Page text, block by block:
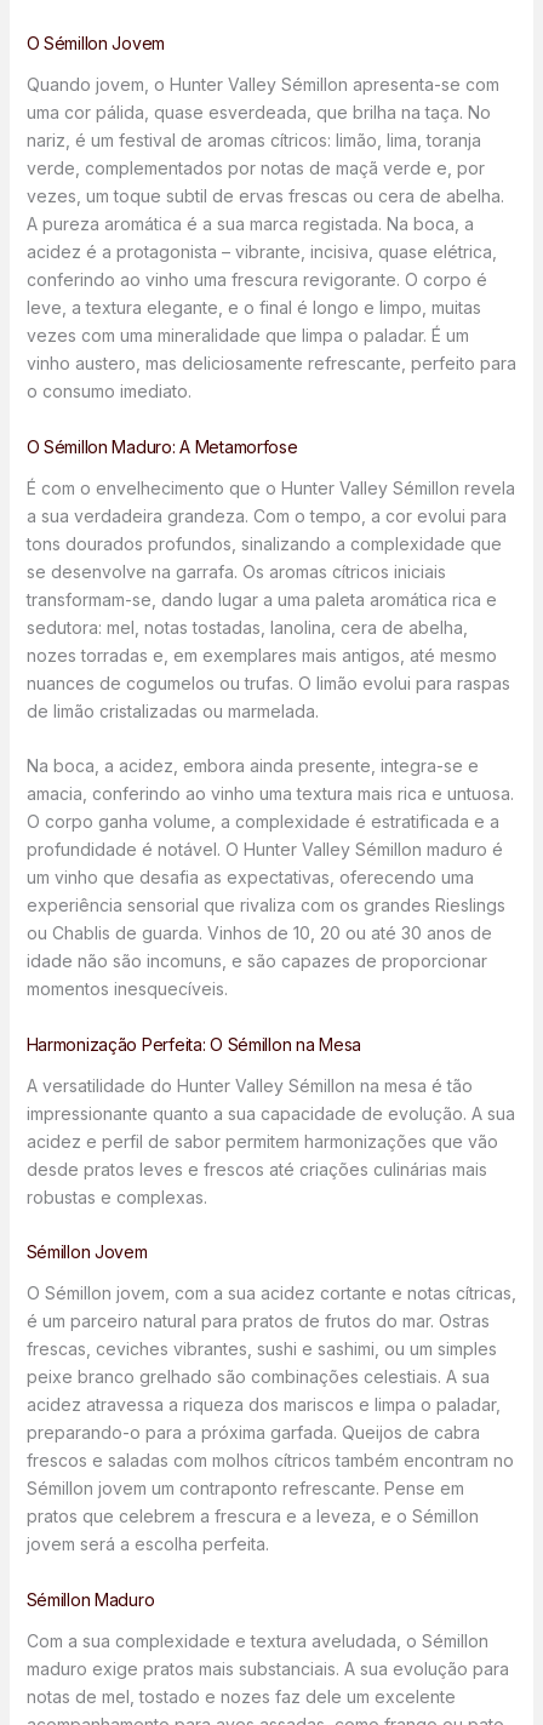
O Sémillon Jovem
Quando jovem, o Hunter Valley Sémillon apresenta-se com
uma cor pálida, quase esverdeada, que brilha na taça. No
nariz, é um festival de aromas cítricos: limão, lima, toranja
verde, complementados por notas de maçã verde e, por
vezes, um toque subtil de ervas frescas ou cera de abelha.
A pureza aromática é a sua marca registada. Na boca, a
acidez é a protagonista – vibrante, incisiva, quase elétrica,
conferindo ao vinho uma frescura revigorante. O corpo é
leve, a textura elegante, e o final é longo e limpo, muitas
vezes com uma mineralidade que limpa o paladar. É um
vinho austero, mas deliciosamente refrescante, perfeito para
o consumo imediato.
O Sémillon Maduro: A Metamorfose
É com o envelhecimento que o Hunter Valley Sémillon revela
a sua verdadeira grandeza. Com o tempo, a cor evolui para
tons dourados profundos, sinalizando a complexidade que
se desenvolve na garrafa. Os aromas cítricos iniciais
transformam-se, dando lugar a uma paleta aromática rica e
sedutora: mel, notas tostadas, lanolina, cera de abelha,
nozes torradas e, em exemplares mais antigos, até mesmo
nuances de cogumelos ou trufas. O limão evolui para raspas
de limão cristalizadas ou marmelada.
Na boca, a acidez, embora ainda presente, integra-se e
amacia, conferindo ao vinho uma textura mais rica e untuosa.
O corpo ganha volume, a complexidade é estratificada e a
profundidade é notável. O Hunter Valley Sémillon maduro é
um vinho que desafia as expectativas, oferecendo uma
experiência sensorial que rivaliza com os grandes Rieslings
ou Chablis de guarda. Vinhos de 10, 20 ou até 30 anos de
idade não são incomuns, e são capazes de proporcionar
momentos inesquecíveis.
Harmonização Perfeita: O Sémillon na Mesa
A versatilidade do Hunter Valley Sémillon na mesa é tão
impressionante quanto a sua capacidade de evolução. A sua
acidez e perfil de sabor permitem harmonizações que vão
desde pratos leves e frescos até criações culinárias mais
robustas e complexas.
Sémillon Jovem
O Sémillon jovem, com a sua acidez cortante e notas cítricas,
é um parceiro natural para pratos de frutos do mar. Ostras
frescas, ceviches vibrantes, sushi e sashimi, ou um simples
peixe branco grelhado são combinações celestiais. A sua
acidez atravessa a riqueza dos mariscos e limpa o paladar,
preparando-o para a próxima garfada. Queijos de cabra
frescos e saladas com molhos cítricos também encontram no
Sémillon jovem um contraponto refrescante. Pense em
pratos que celebrem a frescura e a leveza, e o Sémillon
jovem será a escolha perfeita.
Sémillon Maduro
Com a sua complexidade e textura aveludada, o Sémillon
maduro exige pratos mais substanciais. A sua evolução para
notas de mel, tostado e nozes faz dele um excelente